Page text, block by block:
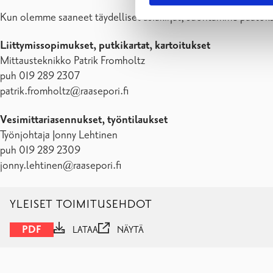
Kun olemme saaneet täydelliset asiakirjat, suoritamme
Liittymissopimukset, putkikartat, kartoitukset
Mittausteknikko Patrik Fromholtz
puh 019 289 2307
patrik.fromholtz@raasepori.fi
Vesimittariasennukset, työntilaukset
Työnjohtaja Jonny Lehtinen
puh 019 289 2309
jonny.lehtinen@raasepori.fi
YLEISET TOIMITUSEHDOT
PDF LATAA NÄYTÄ